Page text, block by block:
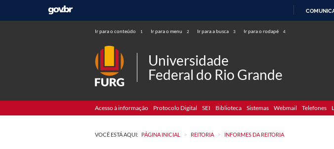
Ir para o conteúdo 1 Ir para o menu 2 Ir para a busca 3 Ir para o rodapé 4
Universidade
Federal do Rio Grande
Acesso à informação Protocolo Digital SEI Biblioteca Sistemas Webmail Telefones
VOCÊ ESTÁ AQUI: PÁGINA INICIAL > REITORIA > INFORMES DA REITORIA